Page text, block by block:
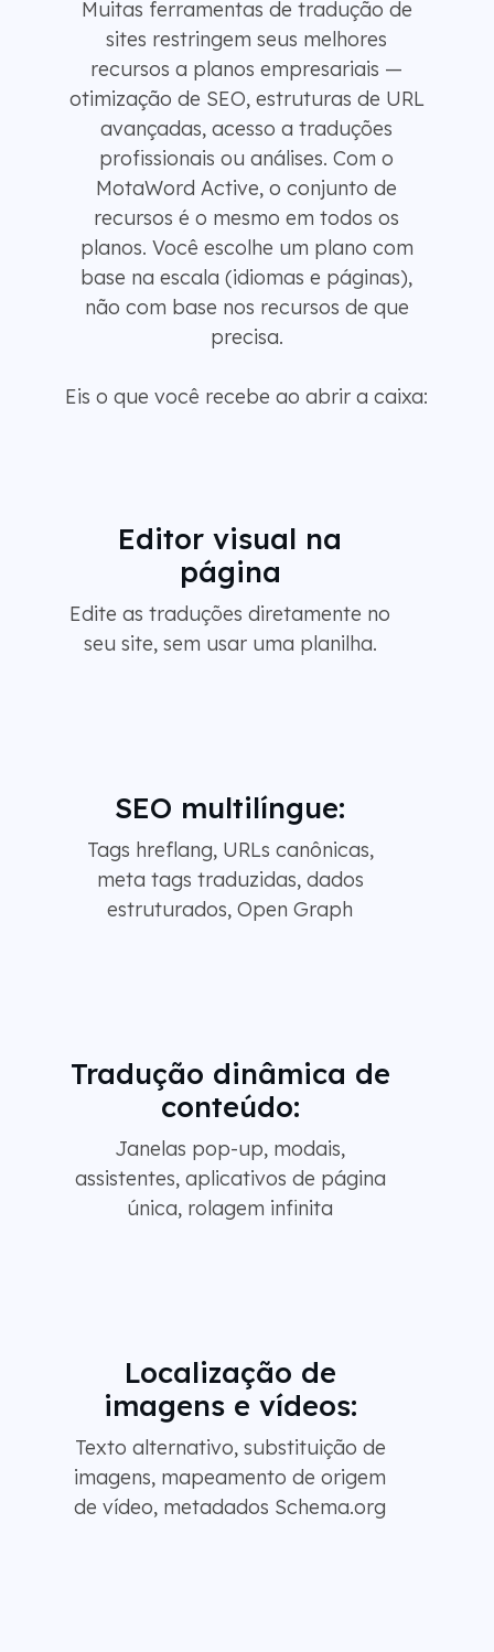
Muitas ferramentas de tradução de
sites restringem seus melhores
recursos a planos empresariais —
otimização de SEO, estruturas de URL
avançadas, acesso a traduções
profissionais ou análises. Com o
MotaWord Active, o conjunto de
recursos é o mesmo em todos os
planos. Você escolhe um plano com
base na escala (idiomas e páginas),
não com base nos recursos de que
precisa.
Eis o que você recebe ao abrir a caixa:
Editor visual na
página
Edite as traduções diretamente no
seu site, sem usar uma planilha.
SEO multilíngue:
Tags hreflang, URLs canônicas,
meta tags traduzidas, dados
estruturados, Open Graph
Tradução dinâmica de
conteúdo:
Janelas pop-up, modais,
assistentes, aplicativos de página
única, rolagem infinita
Localização de
imagens e vídeos:
Texto alternativo, substituição de
imagens, mapeamento de origem
de vídeo, metadados Schema.org